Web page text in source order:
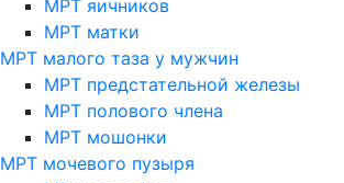
МРТ яичников
МРТ матки
МРТ малого таза у мужчин
МРТ предстательной железы
МРТ полового члена
МРТ мошонки
МРТ мочевого пузыря